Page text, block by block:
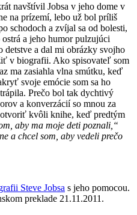
navštívil Jobsa v jeho dome v
na prízemí, lebo už bol príliš
schodoch a zvíjal sa od bolesti,
a jeho humor pulzujúci
detstve a dal mi obrázky svojho
v biografii. Ako spisovateľ som
ma zasiahla vlna smútku, keď
svoje emócie som sa ho
Prečo bol tak dychtivý
a konverzácií so mnou za
kvôli knihe, keď predtým
aby ma moje deti poznali,“
a chcel som, aby vedeli prečo
Steve Jobsa s jeho pomocou.
preklade 21.11.2011.